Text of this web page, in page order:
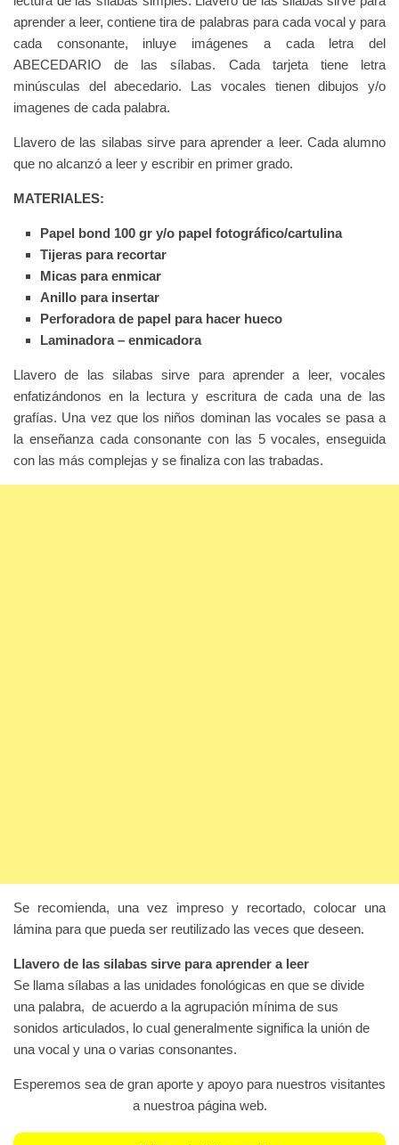
aprender a leer, contiene tira de palabras para cada vocal y para
cada consonante, inluye imágenes a cada letra del
ABECEDARIO de las sílabas. Cada tarjeta tiene letra
minúsculas del abecedario. Las vocales tienen dibujos y/o
imagenes de cada palabra.
Llavero de las silabas sirve para aprender a leer. Cada alumno
que no alcanzó a leer y escribir en primer grado.
MATERIALES:
Papel bond 100 gr y/o papel fotográfico/cartulina
Tijeras para recortar
Micas para enmicar
Anillo para insertar
Perforadora de papel para hacer hueco
Laminadora – enmicadora
Llavero de las silabas sirve para aprender a leer, vocales
enfatizándonos en la lectura y escritura de cada una de las
grafías. Una vez que los niños dominan las vocales se pasa a
la enseñanza cada consonante con las 5 vocales, enseguida
con las más complejas y se finaliza con las trabadas.
Se recomienda, una vez impreso y recortado, colocar una
lámina para que pueda ser reutilizado las veces que deseen.
Llavero de las silabas sirve para aprender a leer
Se llama sílabas a las unidades fonológicas en que se divide
una palabra, de acuerdo a la agrupación mínima de sus
sonidos articulados, lo cual generalmente significa la unión de
una vocal y una o varias consonantes.
Esperemos sea de gran aporte y apoyo para nuestros visitantes
a nuestroa página web.